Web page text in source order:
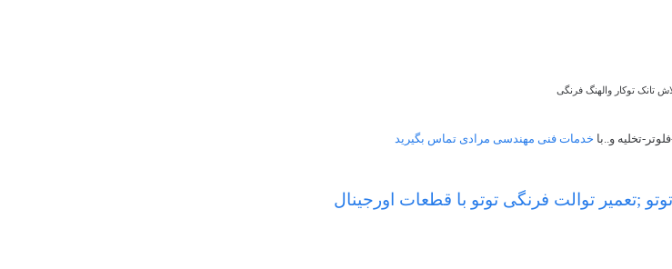
تانک توکار والهنگ فرنگی
تخلیه و..با خدمات فنی مهندسی مرادی تماس بگیرید
;تعمیر توالت فرنگی توتو با قطعات اورجینال